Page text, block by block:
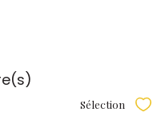
Sélection